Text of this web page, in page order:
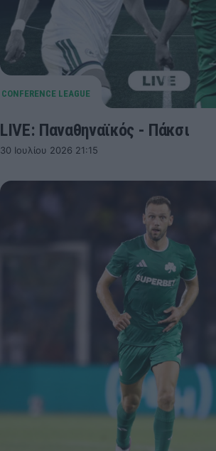
LIVE: Παναθηναϊκός - Πάκσι
30 Ιουλίου 2026 21:15